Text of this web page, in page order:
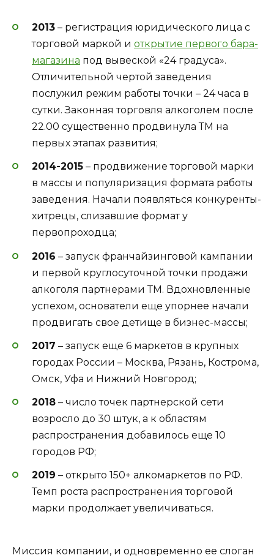
2013 – регистрация юридического лица с
торговой маркой и открытие первого бара-
магазина под вывеской «24 градуса».
Отличительной чертой заведения
послужил режим работы точки – 24 часа в
сутки. Законная торговля алкоголем после
22.00 существенно продвинула ТМ на
первых этапах развития;
2014-2015 – продвижение торговой марки
в массы и популяризация формата работы
заведения. Начали появляться конкуренты-
хитрецы, слизавшие формат у
первопроходца;
2016 – запуск франчайзинговой кампании
и первой круглосуточной точки продажи
алкоголя партнерами ТМ. Вдохновленные
успехом, основатели еще упорнее начали
продвигать свое детище в бизнес-массы;
2017 – запуск еще 6 маркетов в крупных
городах России – Москва, Рязань, Кострома,
Омск, Уфа и Нижний Новгород;
2018 – число точек партнерской сети
возросло до 30 штук, а к областям
распространения добавилось еще 10
городов РФ;
2019 – открыто 150+ алкомаркетов по РФ.
Темп роста распространения торговой
марки продолжает увеличиваться.
Миссия компании, и одновременно ее слоган